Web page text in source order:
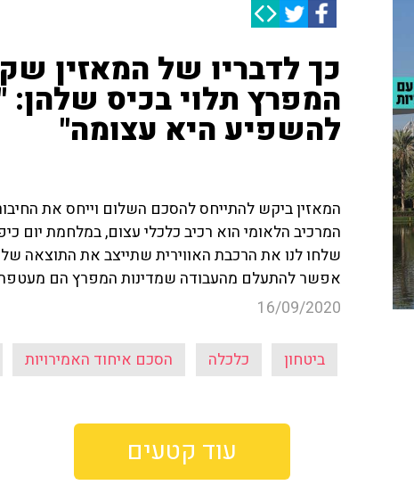
כך לדבריו של המאזין
המפרץ תלוי בכיס שלהן:
להשפיע היא עצומה"
המאזין ביקש להתייחס להסכם השלום וייחס את
שלחו לנו את הרכבת האווירית שתייצב את התוצאה
אפשר להתעלם מהעבודה שמדינות המפרץ הם מעטפת
16/09/2020
ביטחון כלכלה הסכם איחוד האמירויות
עוד קטעים